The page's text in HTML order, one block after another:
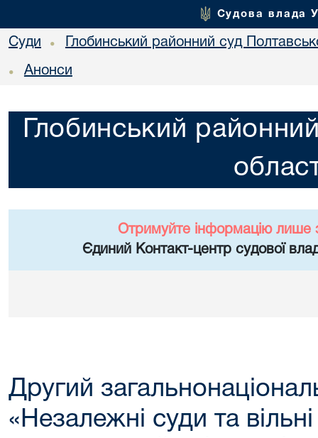
Судова влада
Суди • Глобинський районний суд
• Анонси
Глобинський
Отримуйте інформацію лише
Єдиний Контакт-центр судової
Другий
«Незалежні суди та